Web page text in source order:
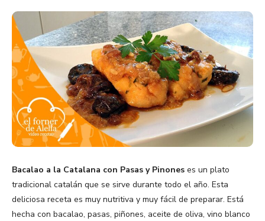
Bacalao a la Catalana con Pasas y Pinones es un plato
tradicional catalán que se sirve durante todo el año. Esta
deliciosa receta es muy nutritiva y muy fácil de preparar. Está
hecha con bacalao, pasas, piñones, aceite de oliva, vino blanco